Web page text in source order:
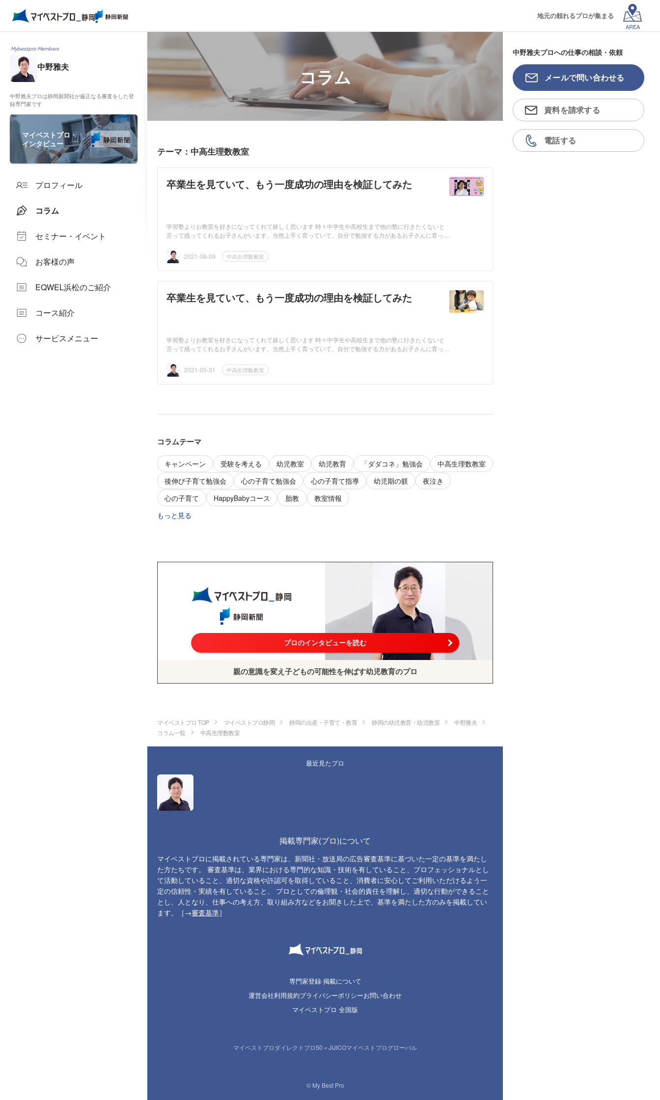
地元の頼れるプロが集まる
AREA
Mybestpro Members
中野雅夫
中野雅夫プロは静岡新聞社が厳正なる審査をした登
録専門家です
マイベストプロ・
インタビュー
プロフィール
コラム
セミナー・イベント
お客様の声
EQWEL浜松のご紹介
コース紹介
サービスメニュー
コラム
テーマ：中高生理数教室
卒業生を見ていて、もう一度成功の理由を検証してみた
学習塾よりお教室を好きになってくれて嬉しく思います 時々中学生や高校生まで他の塾に行きたくないと
言って残ってくれるお子さんがいます。当然上手く育っていて、自分で勉強する力があるお子さんに育って
2021-08-09
中高生理数教室
卒業生を見ていて、もう一度成功の理由を検証してみた
学習塾よりお教室を好きになってくれて嬉しく思います 時々中学生や高校生まで他の塾に行きたくないと
言って残ってくれるお子さんがいます。当然上手く育っていて、自分で勉強する力があるお子さんに育って
2021-05-31
中高生理数教室
コラムテーマ
キャンペーン 受験を考える 幼児教室 幼児教育 「ダダコネ」勉強会
中高生理数教室
後伸び子育て勉強会
心の子育て勉強会 心の子育て指導 幼児期の躾
夜泣き
心の子育て
HappyBabyコース 胎教
教室情報
もっと見る
プロのインタビューを読む
親の意識を変え子どもの可能性を伸ばす幼児教育のプロ
マイベストプロ TOP マイベストプロ静岡 静岡の出産・子育て・教育 静岡の幼児教育・幼児教室
中野雅夫
コラム一覧
中高生理数教室
最近見たプロ
掲載専門家(プロ)について
マイベストプロに掲載されている専門家は、新聞社・放送局の広告審査基準に基づいた一定の基準を満たし
た方たちです。 審査基準は、業界における専門的な知識・技術を有していること、プロフェッショナルとし
て活動していること、適切な資格や許認可を取得していること、消費者に安心してご利用いただけるよう一
定の信頼性・実績を有していること、 プロとしての倫理観・社会的責任を理解し、適切な行動ができること
とし、人となり、仕事への考え方、取り組み方などをお聞きした上で、基準を満たした方のみを掲載してい
ます。［→審査基準］
専門家登録·掲載について
運営会社利用規約プライバシーポリシーお問い合わせ
マイベストプロ 全国版
マイベストプロダイレクト プロ50＋JIJICOマイベストプログローバル
© My Best Pro
中野雅夫プロへの仕事の相談・依頼
メールで問い合わせる
資料を請求する
電話する